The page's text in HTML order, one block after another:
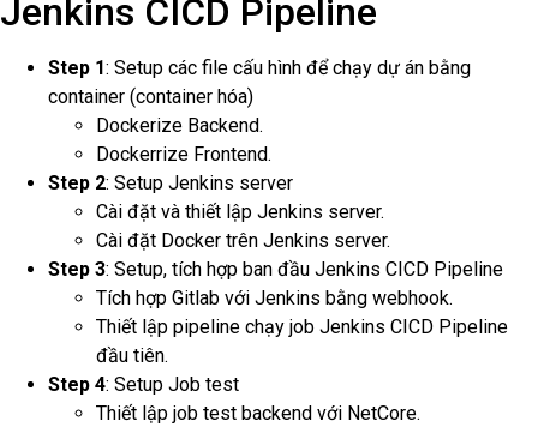
Jenkins CICD Pipeline
Step 1: Setup các file cấu hình để chạy dự án bằng
container (container hóa)
Dockerize Backend.
Dockerrize Frontend.
Step 2: Setup Jenkins server
Cài đặt và thiết lập Jenkins server.
Cài đặt Docker trên Jenkins server.
Step 3: Setup, tích hợp ban đầu Jenkins CICD Pipeline
Tích hợp Gitlab với Jenkins bằng webhook.
Thiết lập pipeline chạy job Jenkins CICD Pipeline
đầu tiên.
Step 4: Setup Job test
Thiết lập job test backend với NetCore.